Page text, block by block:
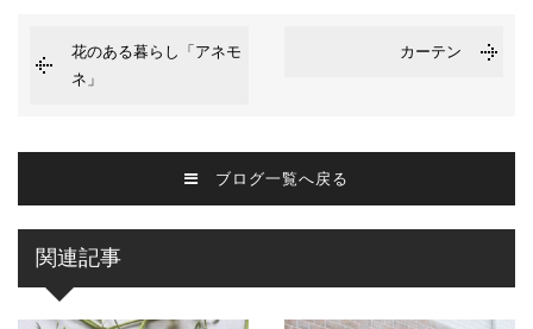
花のある暮らし「アネモ
ネ」
カーテン
ブログ一覧へ戻る
関連記事